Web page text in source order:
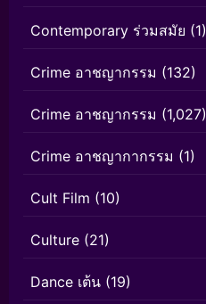
Contemporary ร่วมสมัย (1)
Crime อาชญากรรม (132)
Crime อาชญากรรม (1,027)
Crime อาชญากากรรม (1)
Cult Film (10)
Culture (21)
Dance เต้น (19)